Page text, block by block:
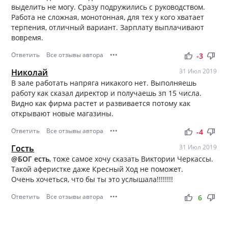
выделить не могу. Сразу подружились с руководством.
Работа не сложная, монотонная, для тех у кого хватает
терпения, отличный вариант. Зарплату выплачивают
вовремя.
Ответить Все отзывы автора ••• thumb_up thumb_down
-3
Николай 31 Июл 2019
В зале работать напряга никакого нет. Выполняешь
работу как сказал директор и получаешь зп 15 числа.
Видно как фирма растет и развивается потому как
открывают новые магазины.
Ответить Все отзывы автора ••• thumb_up thumb_down
-4
Гость 31 Июл 2019
@БОГ есть, тоже самое хочу сказать Виктории Черкассы.
Такой аферистке даже Кресный Ход не поможет.
Очень хочеться, что бы ты это услышала!!!!!!!!
Ответить Все отзывы автора ••• thumb_up thumb_down
6